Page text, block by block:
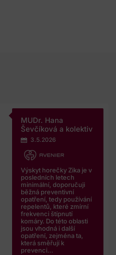
MUDr. Hana
Ševčíková a kolektiv
3.5.2026
Výskyt horečky Zika je v
posledních letech
minimální, doporučuji
běžná preventivní
opatření, tedy používání
repelentů, které zmírní
frekvenci štípnutí
komáry. Do této oblasti
jsou vhodná i další
opatření, zejména ta,
která směřují k
prevenci...